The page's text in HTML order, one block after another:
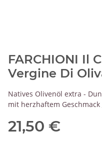
FARCHIONI Il
Vergine Di
Natives Olivenöl extra -
mit herzhaftem
21,50 €